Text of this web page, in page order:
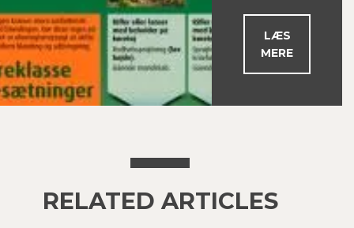
LÆS
MERE
RELATED ARTICLES